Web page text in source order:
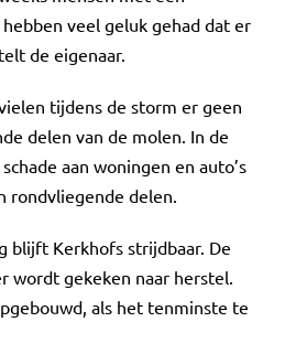
veel geluk gehad dat er
de eigenaar.
tijdens de storm er geen
delen van de molen. In de
aan woningen en auto’s
rondvliegende delen.
blijft Kerkhofs strijdbaar. De
wordt gekeken naar herstel.
als het tenminste te